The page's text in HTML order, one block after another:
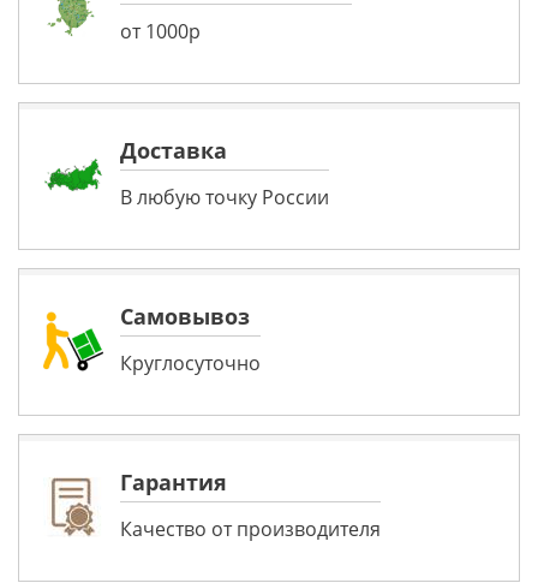
от 1000р
Доставка
В любую точку России
Самовывоз
Круглосуточно
Гарантия
Качество от производителя